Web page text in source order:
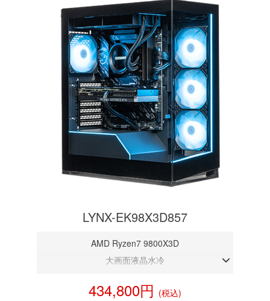
LYNX-EK98X3D857
AMD Ryzen7 9800X3D
大画面液晶水冷
RTX 5070 12GB
434,800円 (税込)